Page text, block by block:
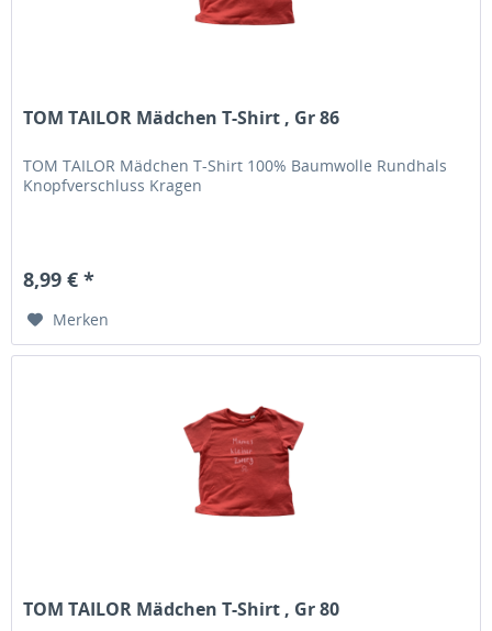
TOM TAILOR Mädchen T-Shirt , Gr 86
TOM TAILOR Mädchen T-Shirt 100% Baumwolle Rundhals
Knopfverschluss Kragen
8,99 € *
Merken
TOM TAILOR Mädchen T-Shirt , Gr 80